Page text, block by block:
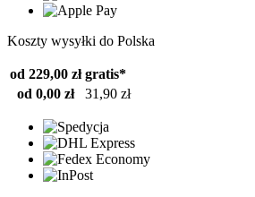
Koszty wysyłki do Polska
od 229,00 zł gratis*
od 0,00 zł
31,90 zł